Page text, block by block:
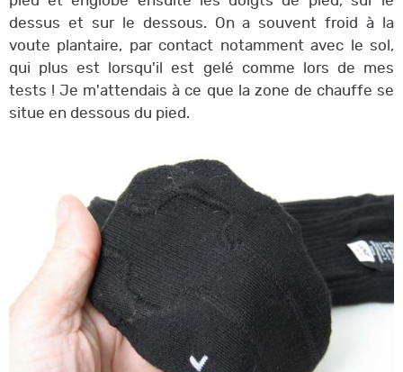
dessus et sur le dessous. On a souvent froid à la
voute plantaire, par contact notamment avec le sol,
qui plus est lorsqu'il est gelé comme lors de mes
tests ! Je m'attendais à ce que la zone de chauffe se
situe en dessous du pied.